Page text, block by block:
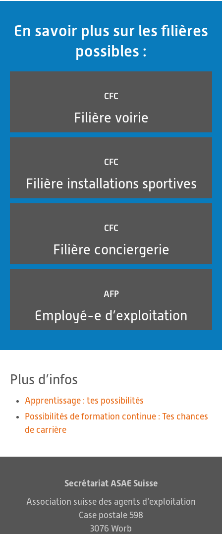
En savoir plus sur les filières
possibles :
CFC
Filière voirie
CFC
Filière installations sportives
CFC
Filière conciergerie
AFP
Employé-e d’exploitation
Plus d’infos
Apprentissage : tes possibilités
Possibilités de formation continue : Tes chances
de carrière
Secrétariat ASAE Suisse
Association suisse des agents d’exploitation
Case postale 598
3076 Worb